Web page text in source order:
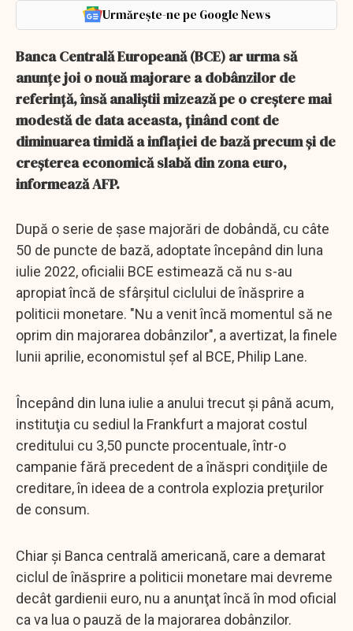
Urmărește-ne pe Google News
Banca Centrală Europeană (BCE) ar urma să
anunţe joi o nouă majorare a dobânzilor de
referinţă, însă analiştii mizează pe o creştere mai
modestă de data aceasta, ţinând cont de
diminuarea timidă a inflaţiei de bază precum şi de
creşterea economică slabă din zona euro,
informează AFP.
După o serie de şase majorări de dobândă, cu câte
50 de puncte de bază, adoptate începând din luna
iulie 2022, oficialii BCE estimează că nu s-au
apropiat încă de sfârşitul ciclului de înăsprire a
politicii monetare. "Nu a venit încă momentul să ne
oprim din majorarea dobânzilor", a avertizat, la finele
lunii aprilie, economistul şef al BCE, Philip Lane.
Începând din luna iulie a anului trecut şi până acum,
instituţia cu sediul la Frankfurt a majorat costul
creditului cu 3,50 puncte procentuale, într-o
campanie fără precedent de a înăspri condiţiile de
creditare, în ideea de a controla explozia preţurilor
de consum.
Chiar şi Banca centrală americană, care a demarat
ciclul de înăsprire a politicii monetare mai devreme
decât gardienii euro, nu a anunţat încă în mod oficial
ca va lua o pauză de la majorarea dobânzilor.